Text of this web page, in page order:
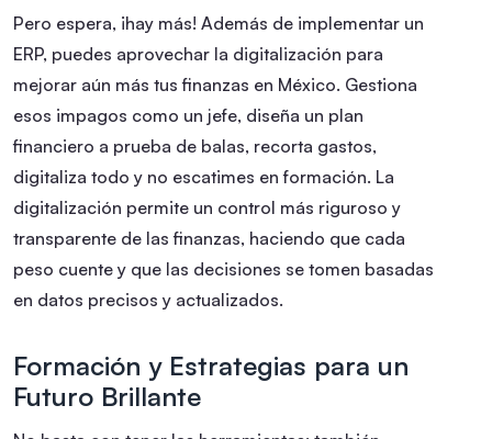
Pero espera, ¡hay más! Además de implementar un
ERP, puedes aprovechar la digitalización para
mejorar aún más tus finanzas en México. Gestiona
esos impagos como un jefe, diseña un plan
financiero a prueba de balas, recorta gastos,
digitaliza todo y no escatimes en formación. La
digitalización permite un control más riguroso y
transparente de las finanzas, haciendo que cada
peso cuente y que las decisiones se tomen basadas
en datos precisos y actualizados.
Formación y Estrategias para un
Futuro Brillante